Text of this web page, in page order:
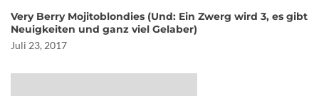
Very Berry Mojitoblondies (Und: Ein Zwerg wird 3, es gibt
Neuigkeiten und ganz viel Gelaber)
Juli 23, 2017